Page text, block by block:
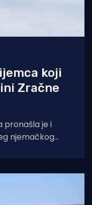
koji
Zračne
pronašla je i
njemačkog